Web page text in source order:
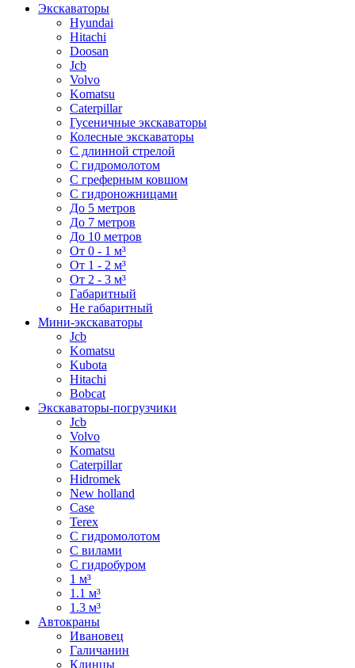
Экскаваторы
Hyundai
Hitachi
Doosan
Jcb
Volvo
Komatsu
Caterpillar
Гусеничные экскаваторы
Колесные экскаваторы
С длинной стрелой
С гидромолотом
С греферным ковшом
С гидроножницами
До 5 метров
До 7 метров
До 10 метров
От 0 - 1 м³
От 1 - 2 м³
От 2 - 3 м³
Габаритный
Не габаритный
Мини-экскаваторы
Jcb
Komatsu
Kubota
Hitachi
Bobcat
Экскаваторы-погрузчики
Jcb
Volvo
Komatsu
Caterpillar
Hidromek
New holland
Case
Terex
С гидромолотом
С вилами
С гидробуром
1 м³
1.1 м³
1.3 м³
Автокраны
Ивановец
Галичанин
Клинцы